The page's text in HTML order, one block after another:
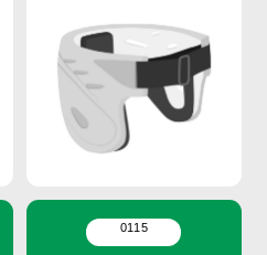
0115